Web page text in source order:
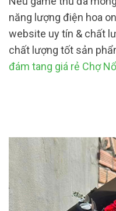
năng lượng điện hoa
website uy tín & chất
chất lượng tốt sản
đám tang giá rẻ Chợ